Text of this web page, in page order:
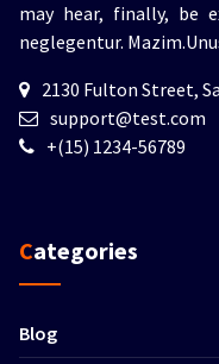
may hear, finally, be
neglegentur.
2130 Fulton Street,
support@test.com
+(15) 1234-56789
Categories
Blog